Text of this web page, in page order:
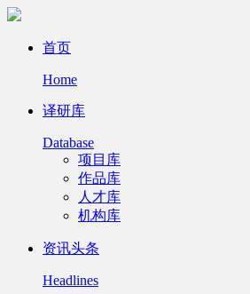
首页
Home
译研库
Database
项目库
作品库
人才库
机构库
资讯头条
Headlines